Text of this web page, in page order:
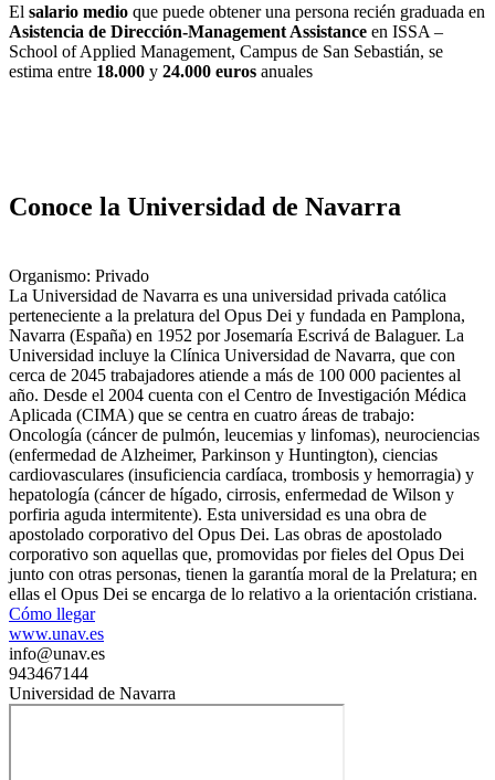
El salario medio que puede obtener una persona recién graduada en
Asistencia de Dirección-Management Assistance en ISSA –
School of Applied Management, Campus de San Sebastián, se
estima entre 18.000 y 24.000 euros anuales
Conoce la Universidad de Navarra
Organismo: Privado
La Universidad de Navarra es una universidad privada católica
perteneciente a la prelatura del Opus Dei y fundada en Pamplona,
Navarra (España) en 1952 por Josemaría Escrivá de Balaguer. La
Universidad incluye la Clínica Universidad de Navarra, que con
cerca de 2045 trabajadores atiende a más de 100 000 pacientes al
año. Desde el 2004 cuenta con el Centro de Investigación Médica
Aplicada (CIMA) que se centra en cuatro áreas de trabajo:
Oncología (cáncer de pulmón, leucemias y linfomas), neurociencias
(enfermedad de Alzheimer, Parkinson y Huntington), ciencias
cardiovasculares (insuficiencia cardíaca, trombosis y hemorragia) y
hepatología (cáncer de hígado, cirrosis, enfermedad de Wilson y
porfiria aguda intermitente). Esta universidad es una obra de
apostolado corporativo del Opus Dei. Las obras de apostolado
corporativo son aquellas que, promovidas por fieles del Opus Dei
junto con otras personas, tienen la garantía moral de la Prelatura; en
ellas el Opus Dei se encarga de lo relativo a la orientación cristiana.
Cómo llegar
www.unav.es
info@unav.es
943467144
Universidad de Navarra